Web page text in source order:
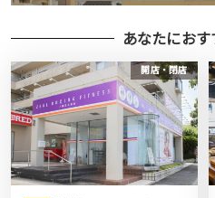
あなたにお
開店・閉店